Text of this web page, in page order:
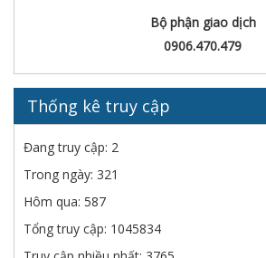
Bộ phận giao dịch
0906.470.479
Thống kê truy cập
Đang truy cập: 2
Trong ngày: 321
Hôm qua: 587
Tổng truy cập: 1045834